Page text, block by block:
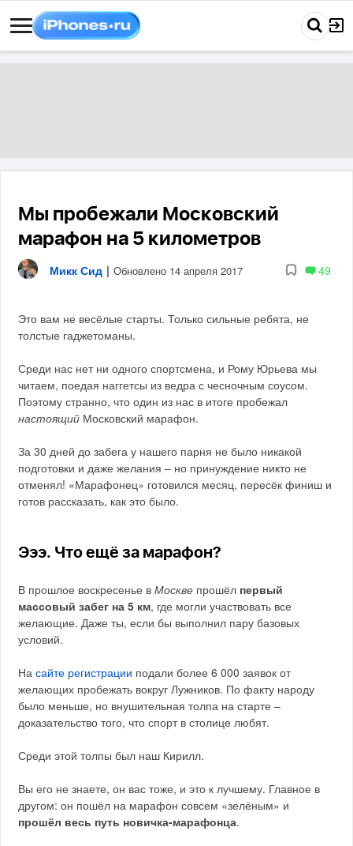
Мы пробежали Московский
марафон на 5 километров
Микк Сид | Обновлено 14 апреля 2017 49
Это вам не весёлые старты. Только сильные ребята, не
толстые гаджетоманы.
Среди нас нет ни одного спортсмена, и Рому Юрьева мы
читаем, поедая наггетсы из ведра с чесночным соусом.
Поэтому странно, что один из нас в итоге пробежал
настоящий Московский марафон.
За 30 дней до забега у нашего парня не было никакой
подготовки и даже желания – но принуждение никто не
отменял! «Марафонец» готовился месяц, пересёк финиш и
готов рассказать, как это было.
Эээ. Что ещё за марафон?
В прошлое воскресенье вМоскве прошёл первый
массовый забег на 5 км, где могли участвовать все
желающие. Даже ты, если бы выполнил пару базовых
условий.
Насайте регистрации подали более 6 000 заявок от
желающих пробежать вокруг Лужников. По факту народу
было меньше, но внушительная толпа на старте –
доказательство того, что спорт в столице любят.
Среди этой толпы был наш Кирилл.
Вы его не знаете, он вас тоже, и это к лучшему. Главное в
другом: он пошёл на марафон совсем «зелёным» и
прошёл весь путь новичка-марафонца.